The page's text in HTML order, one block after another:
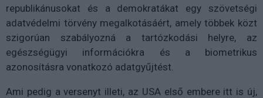
republikánusokat és a demokratákat egy szövetségi
adatvédelmi törvény megalkotásáért, amely többek közt
szigorúan szabályozná a tartózkodási helyre, az
egészségügyi információkra és a biometrikus
azonosításra vonatkozó adatgyűjtést.
Ami pedig a versenyt illeti, az USA első embere itt is új,